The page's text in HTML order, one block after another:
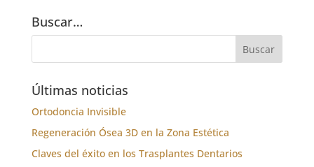
Buscar…
Últimas noticias
Ortodoncia Invisible
Regeneración Ósea 3D en la Zona Estética
Claves del éxito en los Trasplantes Dentarios